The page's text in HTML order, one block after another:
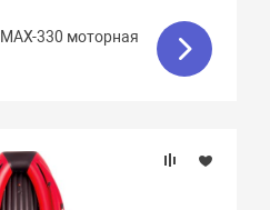
330 моторная